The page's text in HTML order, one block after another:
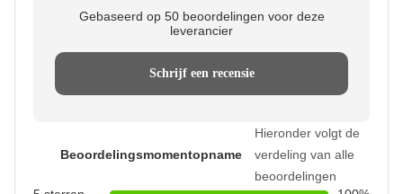
Gebaseerd op 50 beoordelingen voor deze
leverancier
Schrijf een recensie
Beoordelingsmomentopname
Hieronder volgt de
verdeling van alle
beoordelingen